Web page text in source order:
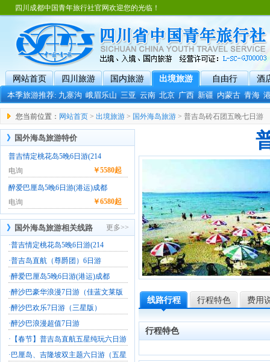
四川成都中国青年旅行社官网欢迎您的光临！
网站首页 四川旅游 国内旅游 出境旅游 自由行
酒
本季旅游推荐:九寨沟 峨眉乐山 三亚 云南 北京 广西 新疆 内蒙古 青海
您当前位置： 网站首页 > 出境旅游 > 国外海岛旅游 > 普吉岛砖石团五晚七日游
》 国外海岛旅游特价
普吉情定桃花岛5晚6日游(214
电询
￥5580起
醉爱巴厘岛5晚6日游(港运)成都
电询
￥6580起
》 国外海岛旅游相关线路 更多>>
·普吉情定桃花岛5晚6日游(214
·普吉岛直航（尊爵团）6日游
·醉爱巴厘岛5晚6日游(港运)成都
·醉沙巴豪华浪漫7日游（佳蓝文莱版
·醉沙巴欢乐7日游（三星版）
·醉沙巴浪漫超值7日游
· 【春节】普吉岛直航五星纯玩六日游
· 巴厘岛、吉隆坡双主题六日游（五星
线路行程 行程特色 费用
行程特色